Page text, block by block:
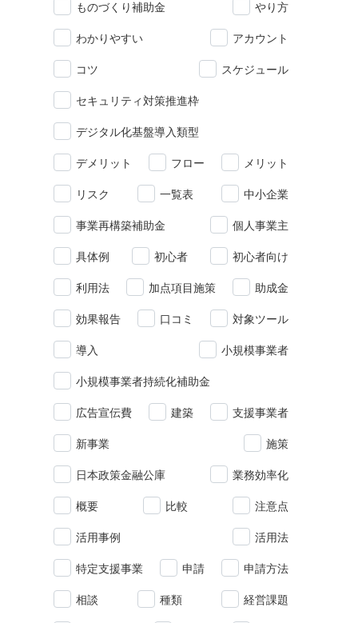
ものづくり補助金 やり方
わかりやすい アカウント
コツ スケジュール
セキュリティ対策推進枠
デジタル化基盤導入類型
デメリット フロー メリット
リスク 一覧表 中小企業
事業再構築補助金 個人事業主
具体例 初心者 初心者向け
利用法 加点項目施策 助成金
効果報告 口コミ 対象ツール
導入 小規模事業者
小規模事業者持続化補助金
広告宣伝費 建築 支援事業者
新事業 施策
日本政策金融公庫 業務効率化
概要 比較 注意点
活用事例 活用法
特定支援事業 申請 申請方法
相談 種類 経営課題